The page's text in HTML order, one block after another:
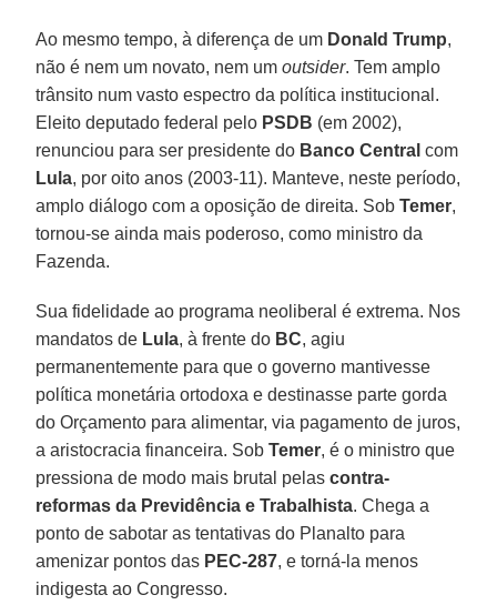
Ao mesmo tempo, à diferença de um Donald Trump,
não é nem um novato, nem umoutsider. Tem amplo
trânsito num vasto espectro da política institucional.
Eleito deputado federal pelo PSDB (em 2002),
renunciou para ser presidente do Banco Central com
Lula, por oito anos (2003-11). Manteve, neste período,
amplo diálogo com a oposição de direita. SobTemer,
tornou-se ainda mais poderoso, como ministro da
Fazenda.
Sua fidelidade ao programa neoliberal é extrema. Nos
mandatos de Lula, à frente do BC, agiu
permanentemente para que o governo mantivesse
política monetária ortodoxa e destinasse parte gorda
do Orçamento para alimentar, via pagamento de juros,
a aristocracia financeira. SobTemer, é o ministro que
pressiona de modo mais brutal pelascontra-
reformas da Previdência e Trabalhista. Chega a
ponto de sabotar as tentativas do Planalto para
amenizar pontos das PEC-287, e torná-la menos
indigesta ao Congresso.